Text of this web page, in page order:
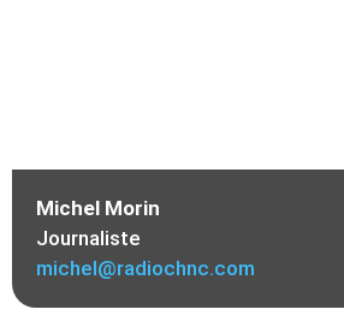
Michel Morin
Journaliste
michel@radiochnc.com